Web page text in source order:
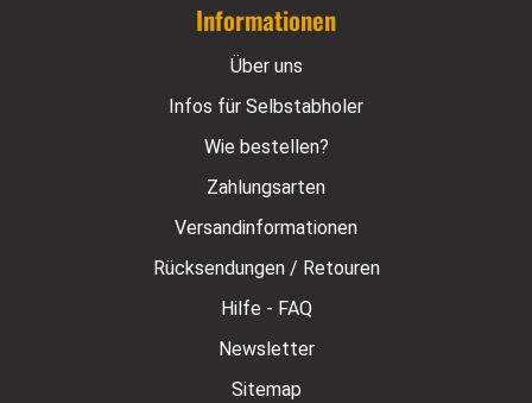
Informationen
Über uns
Infos für Selbstabholer
Wie bestellen?
Zahlungsarten
Versandinformationen
Rücksendungen / Retouren
Hilfe - FAQ
Newsletter
Sitemap